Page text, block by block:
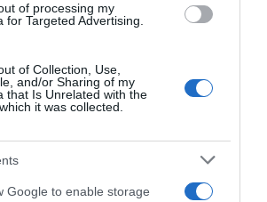
of processing my
for Targeted Advertising.
of Collection, Use,
and/or Sharing of my
that Is Unrelated with the
it was collected.
Google to enable storage